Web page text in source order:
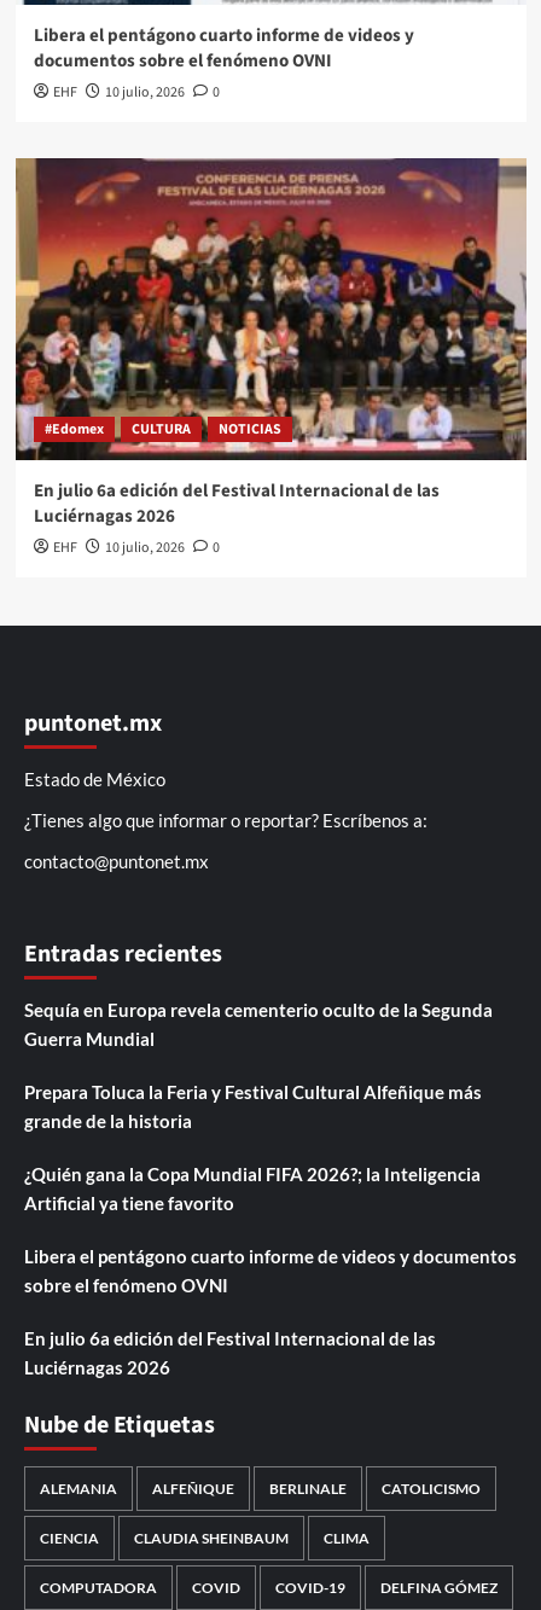
Libera el pentágono cuarto informe de videos y
documentos sobre el fenómeno OVNI
EHF 10 julio, 2026 0
#Edomex CULTURA NOTICIAS
En julio 6a edición del Festival Internacional de las
Luciérnagas 2026
EHF 10 julio, 2026 0
puntonet.mx
Estado de México
¿Tienes algo que informar o reportar? Escríbenos a:
contacto@puntonet.mx
Entradas recientes
Sequía en Europa revela cementerio oculto de la Segunda
Guerra Mundial
Prepara Toluca la Feria y Festival Cultural Alfeñique más
grande de la historia
¿Quién gana la Copa Mundial FIFA 2026?; la Inteligencia
Artificial ya tiene favorito
Libera el pentágono cuarto informe de videos y documentos
sobre el fenómeno OVNI
En julio 6a edición del Festival Internacional de las
Luciérnagas 2026
Nube de Etiquetas
ALEMANIA ALFEÑIQUE BERLINALE CATOLICISMO
CIENCIA CLAUDIA SHEINBAUM CLIMA
COMPUTADORA COVID COVID-19 DELFINA GÓMEZ